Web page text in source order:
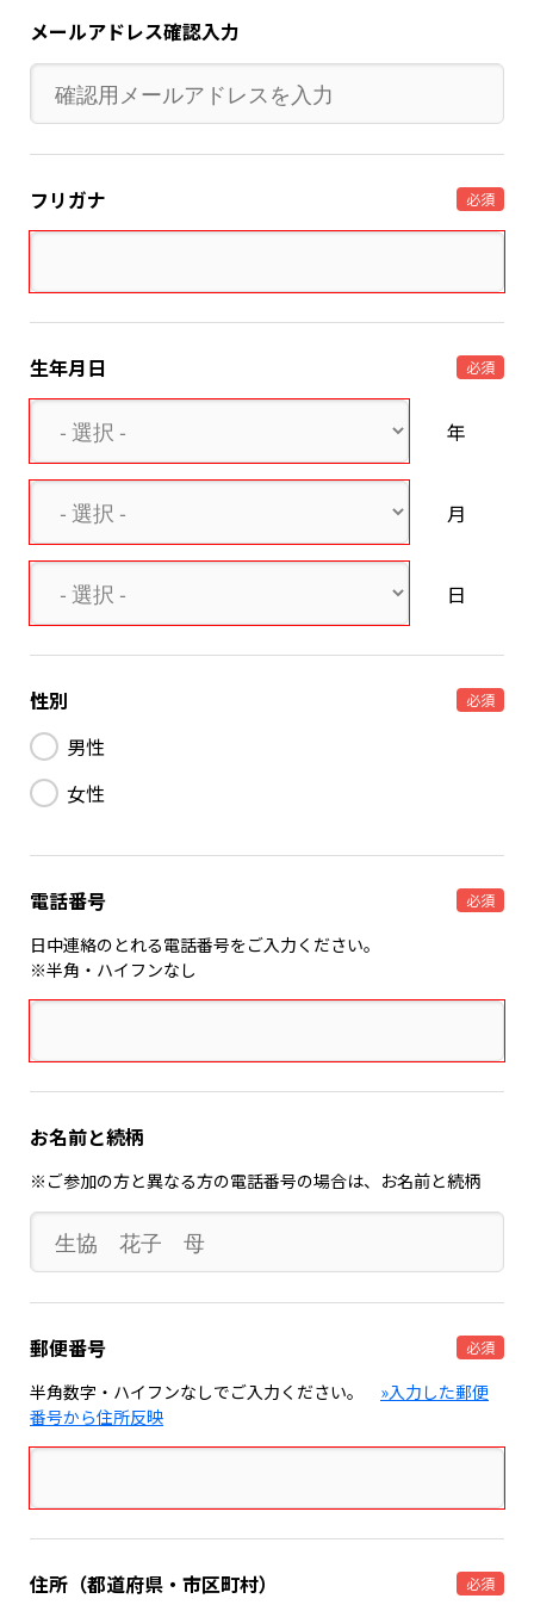
メールアドレス確認入力
フリガナ 必須
生年月日 必須
年
月
日
性別 必須
男性
女性
電話番号 必須
日中連絡のとれる電話番号をご入力ください。
※半角・ハイフンなし
お名前と続柄
※ご参加の方と異なる方の電話番号の場合は、お名前と続柄
郵便番号 必須
半角数字・ハイフンなしでご入力ください。 »入力した郵便
番号から住所反映
住所（都道府県・市区町村） 必須